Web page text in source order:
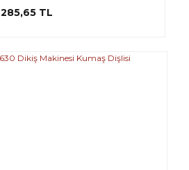
285,65 TL